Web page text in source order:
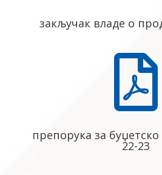
закључак владе о

препорука за
22-23